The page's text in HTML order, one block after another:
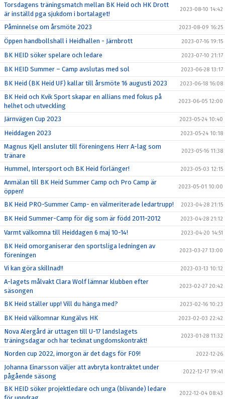
Torsdagens träningsmatch mellan BK Heid och HK Drott
är inställd pga sjukdom i bortalaget!
2023-08-10 14:42
Påminnelse om årsmöte 2023 2023-08-09 16:25
Öppen handbollshall i Heidhallen - Järnbrott 2023-07-16 19:15
BK HEID söker spelare och ledare 2023-07-10 21:17
BK HEID Summer – Camp avslutas med sol 2023-06-28 13:17
BK Heid (BK Heid UF) kallar till årsmöte 16 augusti 2023 2023-06-18 16:08
BK Heid och Kvik Sport skapar en allians med fokus på
helhet och utveckling
2023-06-05 12:00
Järnvägen Cup 2023 2023-05-24 10:40
Heiddagen 2023 2023-05-24 10:18
Magnus Kjell ansluter till föreningens Herr A-lag som
tränare
2023-05-16 11:38
Hummel, Intersport och BK Heid förlänger! 2023-05-03 12:15
Anmälan till BK Heid Summer Camp och Pro Camp är
öppen!
2023-05-01 10:00
BK Heid PRO-Summer Camp- en välmeriterade ledartrupp! 2023-04-28 21:15
BK Heid Summer-Camp för dig som är född 2011-2012 2023-04-28 21:12
Varmt välkomna till Heiddagen 6 maj 10-14! 2023-04-20 14:51
BK Heid omorganiserar den sportsliga ledningen av
föreningen
2023-03-27 13:00
Vi kan göra skillnad!! 2023-03-13 10:12
A-lagets målvakt Clara Wolf lämnar klubben efter
säsongen
2023-02-27 20:42
BK Heid ställer upp! Vill du hänga med? 2023-02-16 10:23
BK Heid välkomnar Kungälvs HK 2023-02-03 22:42
Nova Alergård är uttagen till U-17 landslagets
träningsdagar och har tecknat ungdomskontrakt!
2023-01-28 11:32
Norden cup 2022, imorgon är det dags för F09! 2022-12-26
Johanna Einarsson väljer att avbryta kontraktet under
pågående säsong
2022-12-17 19:41
BK HEID söker projektledare och unga (blivande) ledare
för uppdrag
2022-12-04 08:43